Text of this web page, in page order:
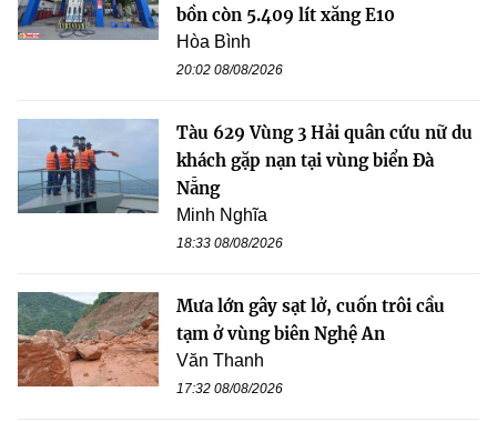
bồn còn 5.409 lít xăng E10
Hòa Bình
20:02 08/08/2026
Tàu 629 Vùng 3 Hải quân cứu nữ du
khách gặp nạn tại vùng biển Đà
Nẵng
Minh Nghĩa
18:33 08/08/2026
Mưa lớn gây sạt lở, cuốn trôi cầu
tạm ở vùng biên Nghệ An
Văn Thanh
17:32 08/08/2026